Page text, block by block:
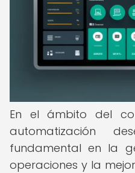
En el ámbito del
automatización
fundamental en la
operaciones y la